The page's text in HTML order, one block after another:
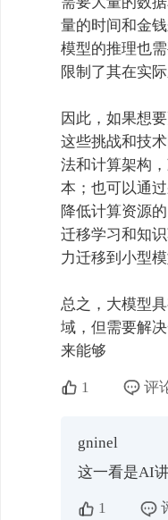
量的时间和金
模型的推理也
限制了其在实
因此，如果想
这些挑战和技
法和计算架构
本；也可以通
降低计算资源
迁移学习和知
力迁移到小型
总之，大模型
域，但需要解
来能够
1 评
gninel
这一看是AI
1